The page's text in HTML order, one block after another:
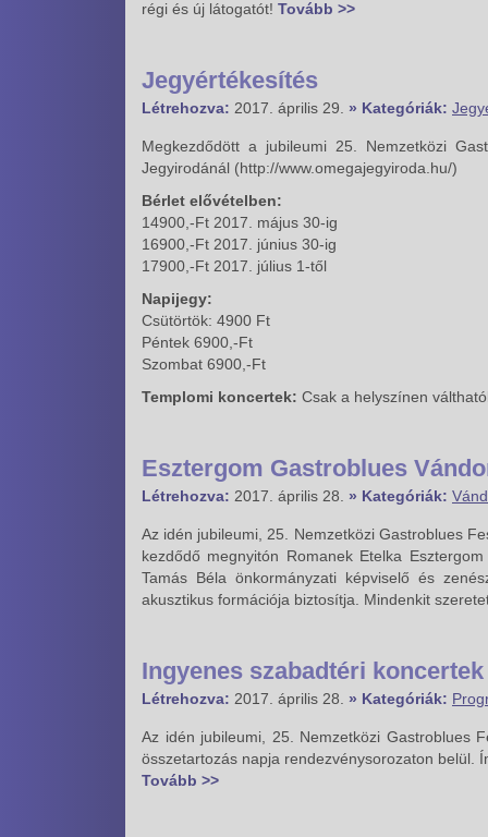
régi és új látogatót! Tovább >>
Jegyértékesítés
Létrehozva: 2017. április 29. » Kategóriák:
Megkezdődött a jubileumi 25. Nemzetközi
Jegyirodánál (http://www.omegajegyiroda.hu/)
Bérlet elővételben:
14900,-Ft 2017. május 30-ig
16900,-Ft 2017. június 30-ig
17900,-Ft 2017. július 1-től
Napijegy:
Csütörtök: 4900 Ft
Péntek 6900,-Ft
Szombat 6900,-Ft
Templomi koncertek: Csak a helyszínen
Esztergom Gastroblues
Létrehozva: 2017. április 28. » Kategóriák:
Az idén jubileumi, 25. Nemzetközi Gastroblues
kezdődő megnyitón Romanek Etelka
Tamás Béla önkormányzati képviselő és
akusztikus formációja biztosítja. Mindenkit
Ingyenes szabadtéri
Létrehozva: 2017. április 28. » Kategóriák:
Az idén jubileumi, 25. Nemzetközi Gastroblues
összetartozás napja rendezvénysorozaton belül.
Tovább >>